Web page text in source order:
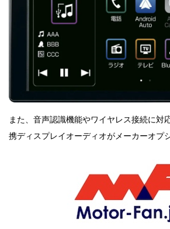
また、音声認識機能やワイヤレス接続に対
携ディスプレイオーディオがメーカーオプ